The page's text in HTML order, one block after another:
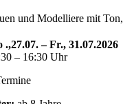
und Modelliere mit
.,27.07. – Fr., 31.07.2026
– 16:30 Uhr